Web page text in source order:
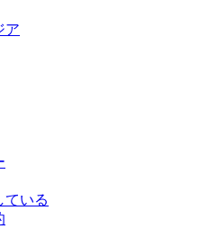
ア
ている